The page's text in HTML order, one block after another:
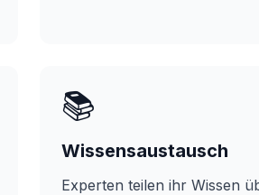
📚
Wissensaustausch
Experten teilen ihr Wissen